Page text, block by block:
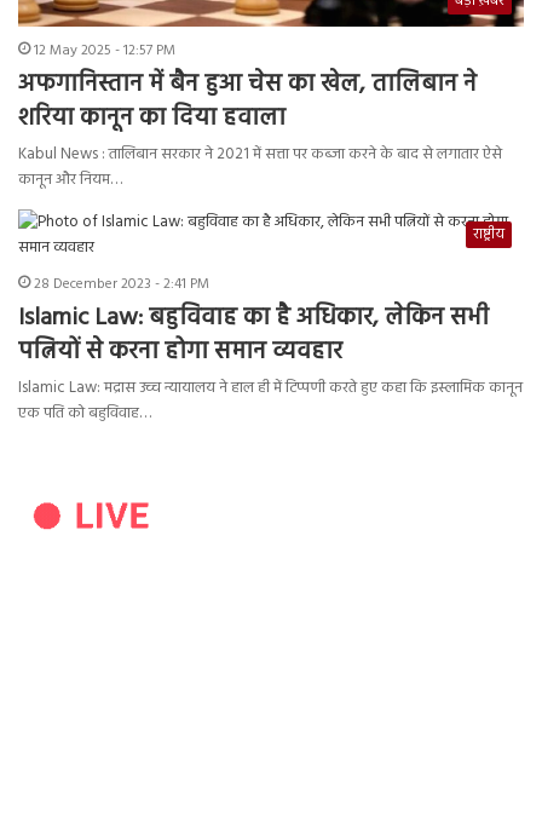
12 May 2025 - 12:57 PM
अफगानिस्तान में बैन हुआ चेस का खेल, तालिबान ने
शरिया कानून का दिया हवाला
Kabul News : तालिबान सरकार ने 2021 में सत्ता पर कब्जा करने के बाद से लगातार ऐसे
कानून और नियम…
राष्ट्रीय
28 December 2023 - 2:41 PM
Islamic Law: बहुविवाह का है अधिकार, लेकिन सभी
पत्नियों से करना होगा समान व्यवहार
Islamic Law: मद्रास उच्च न्यायालय ने हाल ही में टिप्पणी करते हुए कहा कि इस्लामिक कानून
एक पति को बहुविवाह…